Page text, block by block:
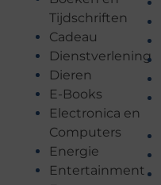
Tijdschriften
Cadeau
Dienstverlening
Dieren
E-Books
Electronica en
Computers
Energie
Entertainment